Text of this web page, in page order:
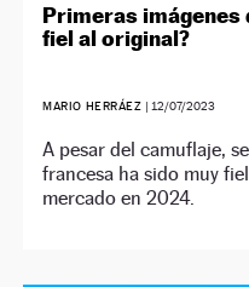
Primeras imágenes
fiel al original?
MARIO HERRÁEZ | 12/07/2023
A pesar del camuflaje,
francesa ha sido muy
mercado en 2024.